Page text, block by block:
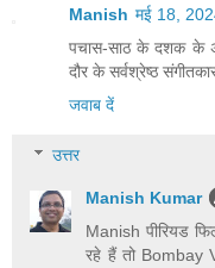
Manish मई 18,
पचास-साठ के दशक के
दौर के सर्वश्रेष्ठ
जवाब दें
उत्तर
Manish Kumar
Manish पीरियड
रहे हैं तो Bombay